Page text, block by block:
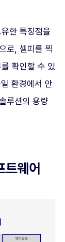
한 특징점을
로, 셀피를 찍
확인할 수 있
환경에서 안
루션의 용량
트웨어